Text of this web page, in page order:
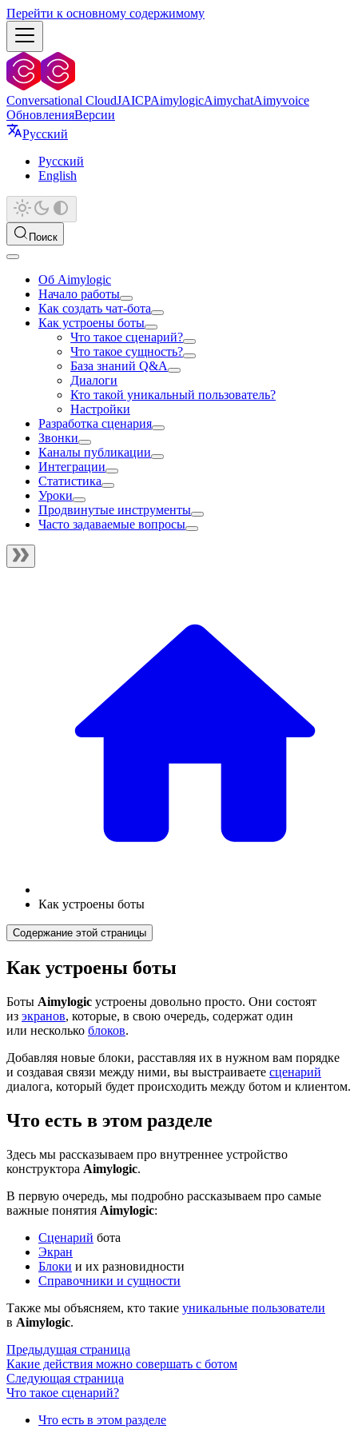
Перейти к основному содержимому
Conversational CloudJAICPAimylogicAimychatAimyvoice
ОбновленияВерсии
Русский
Русский
English
Поиск
Об Aimylogic
Начало работы
Как создать чат-бота
Как устроены боты
Что такое сценарий?
Что такое сущность?
База знаний Q&A
Диалоги
Кто такой уникальный пользователь?
Настройки
Разработка сценария
Звонки
Каналы публикации
Интеграции
Статистика
Уроки
Продвинутые инструменты
Часто задаваемые вопросы
Как устроены боты
Содержание этой страницы
Как устроены боты
Боты Aimylogic устроены довольно просто. Они состоят
из экранов, которые, в свою очередь, содержат один
или несколько блоков.
Добавляя новые блоки, расставляя их в нужном вам порядке
и создавая связи между ними, вы выстраиваете сценарий
диалога, который будет происходить между ботом и клиентом.
Что есть в этом разделе
Здесь мы рассказываем про внутреннее устройство
конструктора Aimylogic.
В первую очередь, мы подробно рассказываем про самые
важные понятия Aimylogic:
Сценарий бота
Экран
Блоки и их разновидности
Справочники и сущности
Также мы объясняем, кто такие уникальные пользователи
в Aimylogic.
Предыдущая страница
Какие действия можно совершать с ботом
Следующая страница
Что такое сценарий?
Что есть в этом разделе